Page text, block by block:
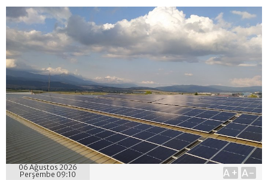
06 Ağustos 2026
Perşembe 09:10
A+ A-